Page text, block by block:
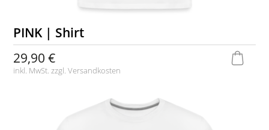
PINK | Shirt
29,90 €
inkl. MwSt. zzgl.Versandkosten